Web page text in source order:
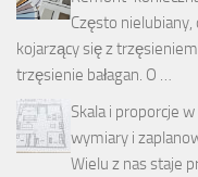
Często
kojarzący się z
trzęsienie bałagan. O …
Skala i proporcje
wymiary i
Wielu z nas staje